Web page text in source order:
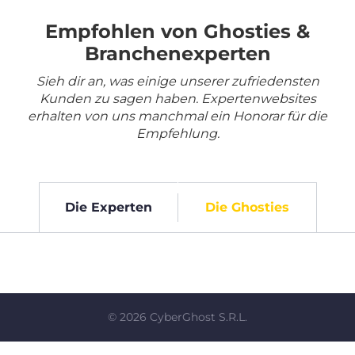
Empfohlen von Ghosties &
Branchenexperten
Sieh dir an, was einige unserer zufriedensten
Kunden zu sagen haben. Expertenwebsites
erhalten von uns manchmal ein Honorar für die
Empfehlung.
Die Experten Die Ghosties
© 2026 CyberGhost S.R.L.